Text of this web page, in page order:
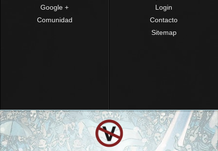
Google +
Comunidad
Login
Contacto
Sitemap